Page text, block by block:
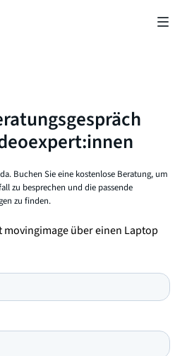
Buchen Sie eine kostenlose Beratung, um
zu besprechen und die passende
zu finden.